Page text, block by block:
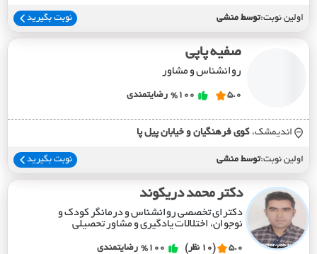
اولین نوبت:توسط منشی نوبت بگیرید
صفیه پاپی
روانشناس و مشاور
5.0
%100 رضایتمندی
اندیمشک، کوي فرهنگيان و خيابان پيل پا
اولین نوبت:توسط منشی نوبت بگیرید
دکتر محمد دریکوند
دکترای تخصصی روانشناس و درمانگر کودک و
نوجوان، اختلالات یادگیری و مشاور تحصیلی
5.0 (10 نظر) %100 رضایتمندی